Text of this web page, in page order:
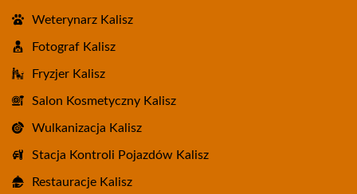
Weterynarz Kalisz
Fotograf Kalisz
Fryzjer Kalisz
Salon Kosmetyczny Kalisz
Wulkanizacja Kalisz
Stacja Kontroli Pojazdów Kalisz
Restauracje Kalisz